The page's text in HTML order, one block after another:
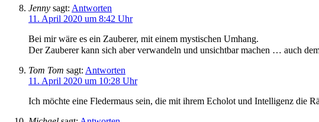
Jenny sagt: Antworten
11. April 2020 um 8:42 Uhr
Bei mir wäre es ein Zauberer, mit einem mystischen Umhang.
Der Zauberer kann sich aber verwandeln und unsichtbar machen … auch
Tom Tom sagt: Antworten
11. April 2020 um 10:28 Uhr
Ich möchte eine Fledermaus sein, die mit ihrem Echolot und Intelligenz die